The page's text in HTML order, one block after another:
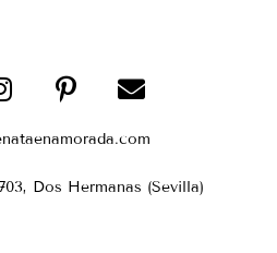
Dos Hermanas (Sevilla)